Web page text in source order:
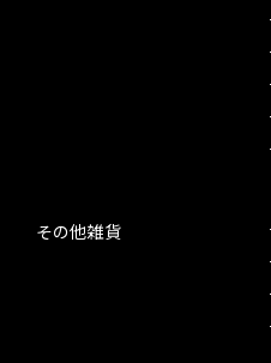
その他雑貨